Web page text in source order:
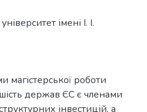
імені І. І.
магістерської роботи
держав ЄС є членами
інвестицій, а